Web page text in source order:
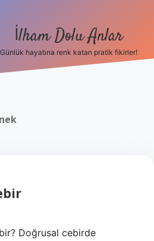
İlham Dolu Anlar
Günlük hayatına renk katan pratik fikirler!
Doğrusal cebirde